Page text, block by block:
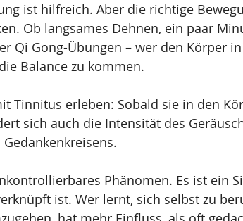
ist hilfreich. Aber die richtige
Ob langsames Dehnen, ein paar
Qi Gong-Übungen – wer den Körper
Balance zu kommen.
Tinnitus erleben: Sobald sie in den
sich auch die Intensität des
Phänomen. Es ist ein
ist. Wer lernt, sich selbst zu